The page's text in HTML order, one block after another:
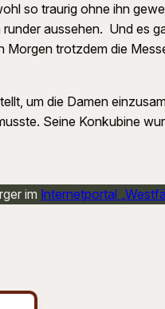
so traurig ohne ihn
aussehen. Und es
Morgen trotzdem die
um die Damen
Seine Konkubine
im Internetportal